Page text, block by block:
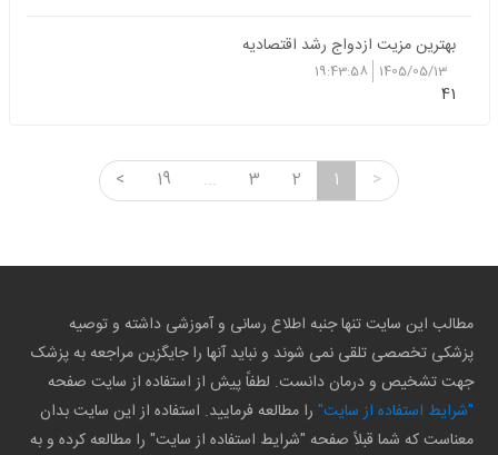
بهترین مزیت ازدواج رشد اقتصادیه
1405/05/13
19:43:58
41
>
1
2
3
...
19
<
مطالب این سایت تنها جنبه اطلاع رسانی و آموزشی داشته و توصیه
پزشکی تخصصی تلقی نمی شوند و نباید آنها را جایگزین مراجعه به پزشک
جهت تشخیص و درمان دانست. لطفاً پیش از استفاده از سایت صفحه
"شرایط استفاده از سایت" را مطالعه فرمایید. استفاده از این سایت بدان
معناست که شما قبلاً صفحه "شرایط استفاده از سایت" را مطالعه کرده و به